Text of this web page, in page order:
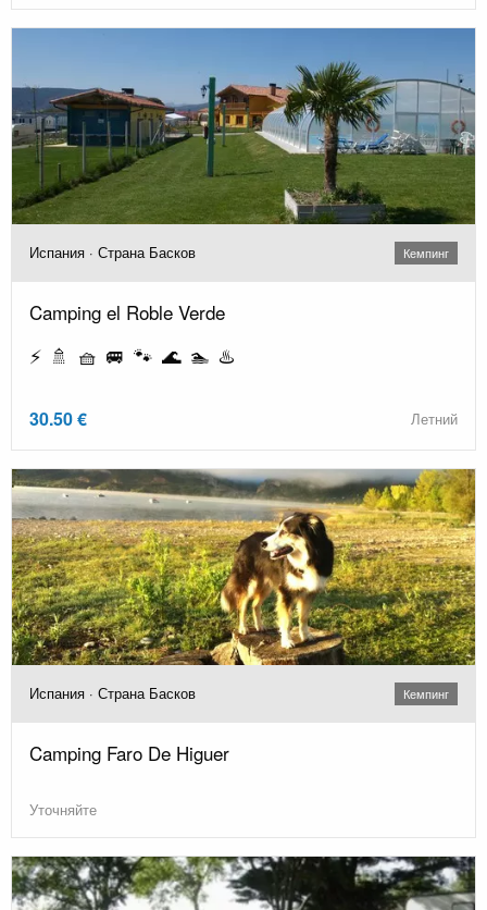
Испания · Страна Басков Кемпинг
Camping el Roble Verde
⚡ 🚿 🧺 🚐 🐾 🌊 🏊 ♨️
30.50 € Летний
Испания · Страна Басков Кемпинг
Camping Faro De Higuer
Уточняйте